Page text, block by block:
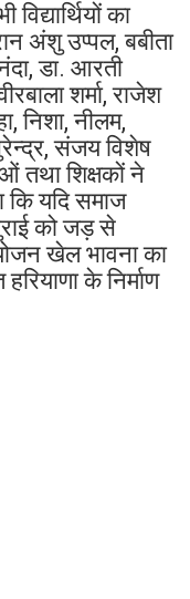
का
अंशु उप्पल, बबीता
डा. आरती
शर्मा, राजेश
निशा, नीलम,
संजय विशेष
तथा शिक्षकों ने
कि यदि समाज
को जड़ से
खेल भावना का
के निर्माण